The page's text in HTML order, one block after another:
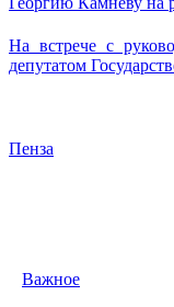
На встрече с
депутатом
Пенза
Важное